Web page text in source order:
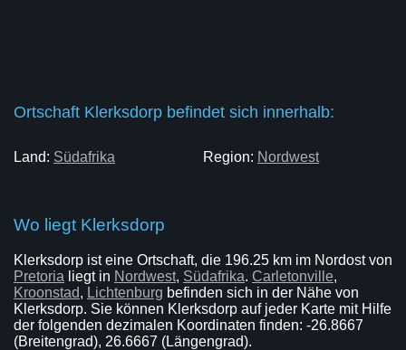
Ortschaft Klerksdorp befindet sich innerhalb:
Land: Südafrika Region: Nordwest
Wo liegt Klerksdorp
Klerksdorp ist eine Ortschaft, die 196.25 km im Nordost von
Pretoria liegt in Nordwest, Südafrika. Carletonville,
Kroonstad, Lichtenburg befinden sich in der Nähe von
Klerksdorp. Sie können Klerksdorp auf jeder Karte mit Hilfe
der folgenden dezimalen Koordinaten finden: -26.8667
(Breitengrad), 26.6667 (Längengrad).